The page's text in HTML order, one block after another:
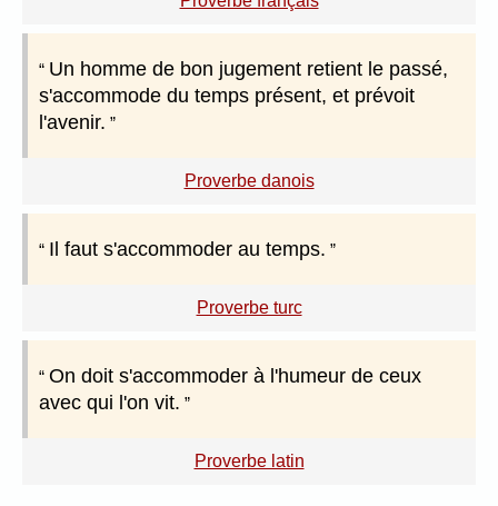
Un homme de bon jugement retient le passé,
s'accommode du temps présent, et prévoit
l'avenir.
Proverbe danois
Il faut s'accommoder au temps.
Proverbe turc
On doit s'accommoder à l'humeur de ceux
avec qui l'on vit.
Proverbe latin